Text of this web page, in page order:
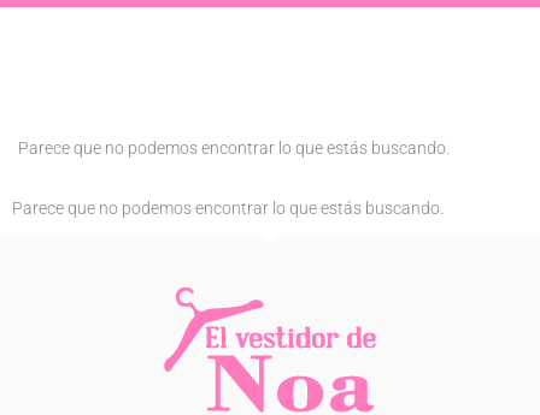
Parece que no podemos encontrar lo que estás buscando.
Parece que no podemos encontrar lo que estás buscando.